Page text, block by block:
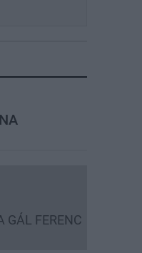
GÁL FERENC